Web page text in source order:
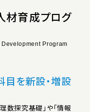
材育成プログ
Program
を新設・増設
数探究基礎」や「情報